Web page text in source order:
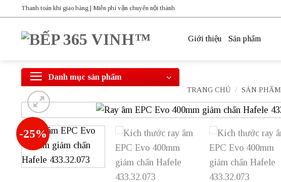
Thanh toán khi giao hàng | Miễn phí vận chuyển nội thành
Giới thiệu Sản phẩm
Danh mục sản phẩm
TRANG CHỦ / SẢN PHẨM
-25%